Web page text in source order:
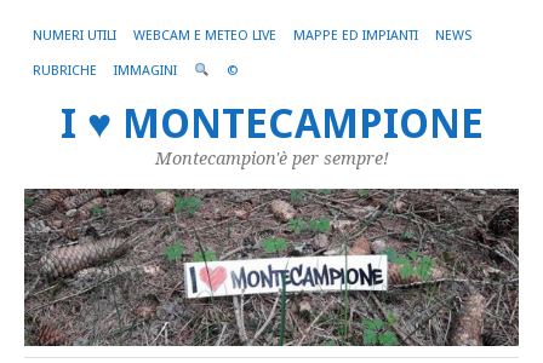
NUMERI UTILI WEBCAM E METEO LIVE MAPPE ED IMPIANTI NEWS
RUBRICHE IMMAGINI ©
I ♥ MONTECAMPIONE
Montecampion'è per sempre!